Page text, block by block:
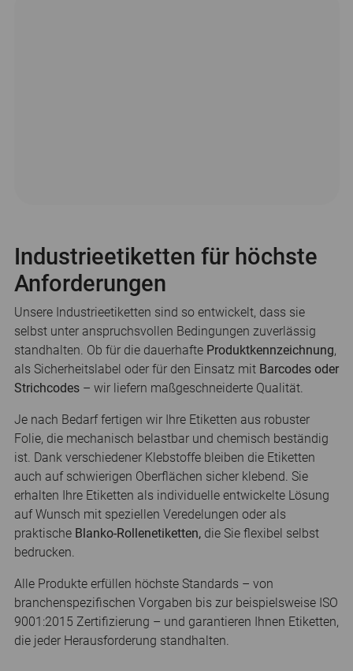
Industrieetiketten für höchste
Anforderungen
Unsere Industrieetiketten sind so entwickelt, dass sie
selbst unter anspruchsvollen Bedingungen zuverlässig
standhalten. Ob für die dauerhafte Produktkennzeichnung,
als Sicherheitslabel oder für den Einsatz mit Barcodes oder
Strichcodes– wir liefern maßgeschneiderte Qualität.
Je nach Bedarf fertigen wir Ihre Etiketten aus robuster
Folie, die mechanisch belastbar und chemisch beständig
ist. Dank verschiedener Klebstoffe bleiben die Etiketten
auch auf schwierigen Oberflächen sicher klebend. Sie
erhalten Ihre Etiketten als individuelle entwickelte Lösung
auf Wunsch mit speziellen Veredelungen oder als
praktische Blanko-Rollenetiketten,die Sie flexibel selbst
bedrucken.
Alle Produkte erfüllen höchste Standards – von
branchenspezifischen Vorgaben bis zur beispielsweise ISO
9001:2015 Zertifizierung – und garantieren Ihnen Etiketten,
die jeder Herausforderung standhalten.